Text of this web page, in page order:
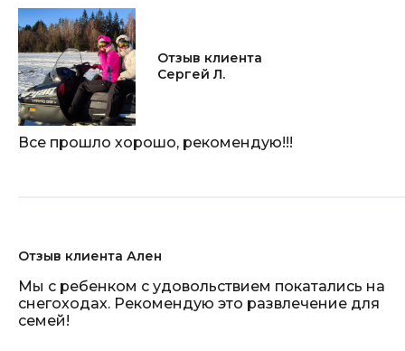
Отзыв клиента
Сергей Л.
Все прошло хорошо, рекомендую!!!
Отзыв клиента Ален
Мы с ребенком с удовольствием покатались на
снегоходах. Рекомендую это развлечение для
семей!